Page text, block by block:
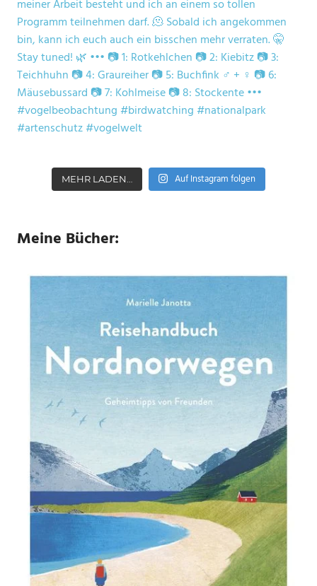
MEHR LADEN… Auf Instagram folgen
Meine Bücher: